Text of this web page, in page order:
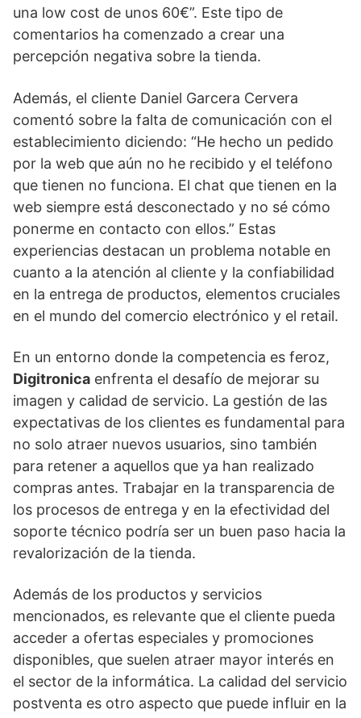
una low cost de unos 60€”. Este tipo de
comentarios ha comenzado a crear una
percepción negativa sobre la tienda.
Además, el cliente Daniel Garcera Cervera
comentó sobre la falta de comunicación con el
establecimiento diciendo: “He hecho un pedido
por la web que aún no he recibido y el teléfono
que tienen no funciona. El chat que tienen en la
web siempre está desconectado y no sé cómo
ponerme en contacto con ellos.” Estas
experiencias destacan un problema notable en
cuanto a la atención al cliente y la confiabilidad
en la entrega de productos, elementos cruciales
en el mundo del comercio electrónico y el retail.
En un entorno donde la competencia es feroz,
Digitronica enfrenta el desafío de mejorar su
imagen y calidad de servicio. La gestión de las
expectativas de los clientes es fundamental para
no solo atraer nuevos usuarios, sino también
para retener a aquellos que ya han realizado
compras antes. Trabajar en la transparencia de
los procesos de entrega y en la efectividad del
soporte técnico podría ser un buen paso hacia la
revalorización de la tienda.
Además de los productos y servicios
mencionados, es relevante que el cliente pueda
acceder a ofertas especiales y promociones
disponibles, que suelen atraer mayor interés en
el sector de la informática. La calidad del servicio
postventa es otro aspecto que puede influir en la